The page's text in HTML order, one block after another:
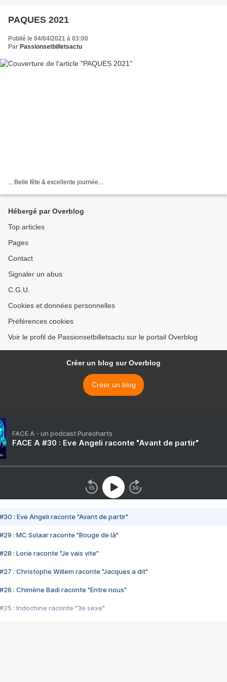
PAQUES 2021
Publié le 04/04/2021 à 03:00
Par Passionsetbilletsactu
... Belle fête & excellente journée...
Hébergé par Overblog
Top articles
Pages
Contact
Signaler un abus
C.G.U.
Cookies et données personnelles
Préférences cookies
Voir le profil de Passionsetbilletsactu sur le portail Overblog
Créer un blog sur Overblog
Créer un blog
FACE A - un podcast Purecharts
FACE A #30 : Eve Angeli raconte "Avant de partir"
#30 : Eve Angeli raconte "Avant de partir"
#29 : MC Solaar raconte "Bouge de là"
#28 : Lorie raconte "Je vais vite"
#27 : Christophe Willem raconte "Jacques a dit"
#26 : Chimène Badi raconte "Entre nous"
#25 : Indochine raconte "3e sexe"